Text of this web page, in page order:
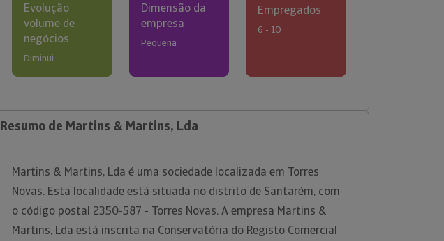
Evolução
volume de
negócios
Diminui
Dimensão da
empresa
Pequena
Empregados
6 - 10
Resumo de Martins & Martins, Lda
Martins & Martins, Lda é uma sociedade localizada em Torres
Novas. Esta localidade está situada no distrito de Santarém, com
o código postal 2350-587 - Torres Novas. A empresa Martins &
Martins, Lda está inscrita na Conservatória do Registo Comercial